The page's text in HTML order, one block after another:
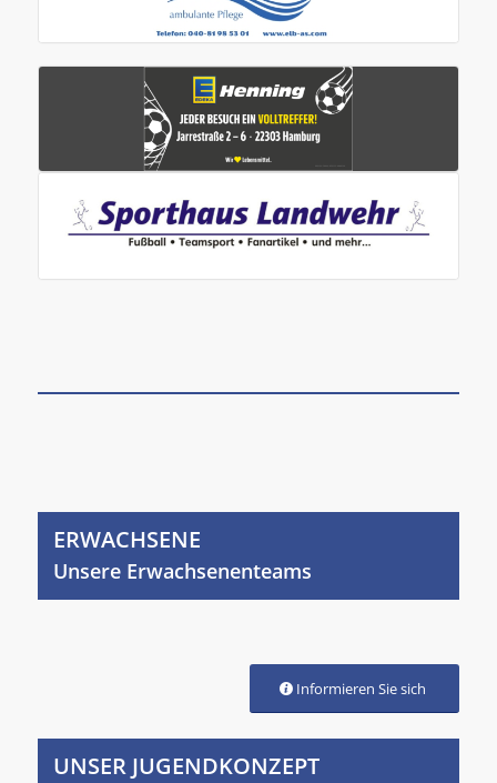
ERWACHSENE
Unsere Erwachsenenteams
Informieren Sie sich
UNSER JUGENDKONZEPT